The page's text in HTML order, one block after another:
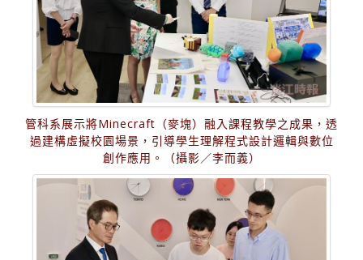
管科系展示將Minecraft（麥塊）融入課程教學之成果，透
過建構虛擬校園場景，引導學生理解程式設計邏輯與數位
創作應用。（攝影／李而義）